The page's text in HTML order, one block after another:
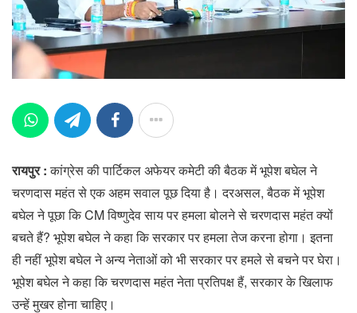
रायपुर :कांग्रेस की पार्टिकल अफेयर कमेटी की बैठक में भूपेश बघेल ने
चरणदास महंत से एक अहम सवाल पूछ दिया है। दरअसल, बैठक में भूपेश
बघेल ने पूछा कि CM विष्णुदेव साय पर हमला बोलने से चरणदास महंत क्यों
बचते हैं? भूपेश बघेल ने कहा कि सरकार पर हमला तेज करना होगा। इतना
ही नहीं भूपेश बघेल ने अन्य नेताओं को भी सरकार पर हमले से बचने पर घेरा।
भूपेश बघेल ने कहा कि चरणदास महंत नेता प्रतिपक्ष हैं, सरकार के खिलाफ
उन्हें मुखर होना चाहिए।